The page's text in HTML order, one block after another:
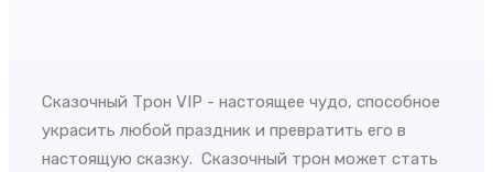
Сказочный Трон VIP - настоящее чудо, способное
украсить любой праздник и превратить его в
настоящую сказку. Сказочный трон может стать